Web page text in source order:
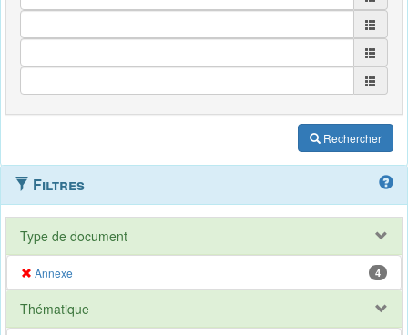
Rechercher
Filtres
Type de document
Annexe 4
Thématique